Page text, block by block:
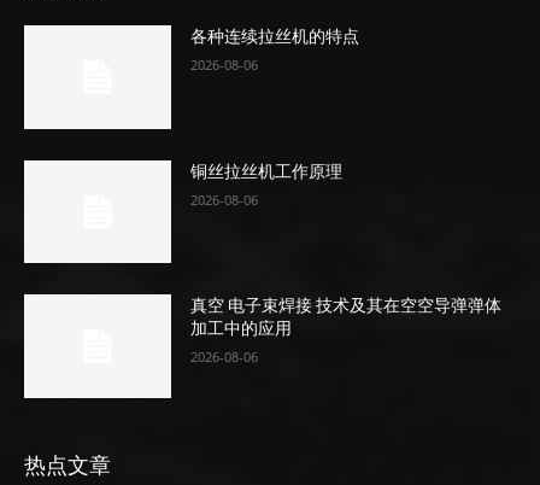
各种连续拉丝机的特点
2026-08-06
铜丝拉丝机工作原理
2026-08-06
真空 电子束焊接 技术及其在空空导弹弹体
加工中的应用
2026-08-06
热点文章